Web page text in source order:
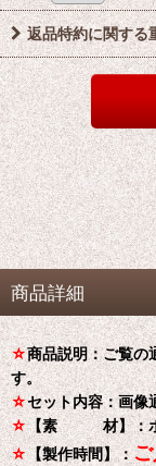
返品特約に関する
商品詳細
☆商品説明：ご覧の
す。
☆セット内容：画像
☆【素 材】：ポ
☆【製作時間】：